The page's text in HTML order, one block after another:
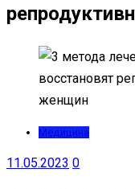
Медицина
11.05.2023 0